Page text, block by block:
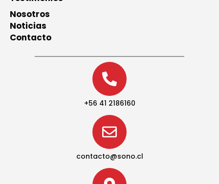
Nosotros
Noticias
Contacto
+56 41 2186160
contacto@sono.cl